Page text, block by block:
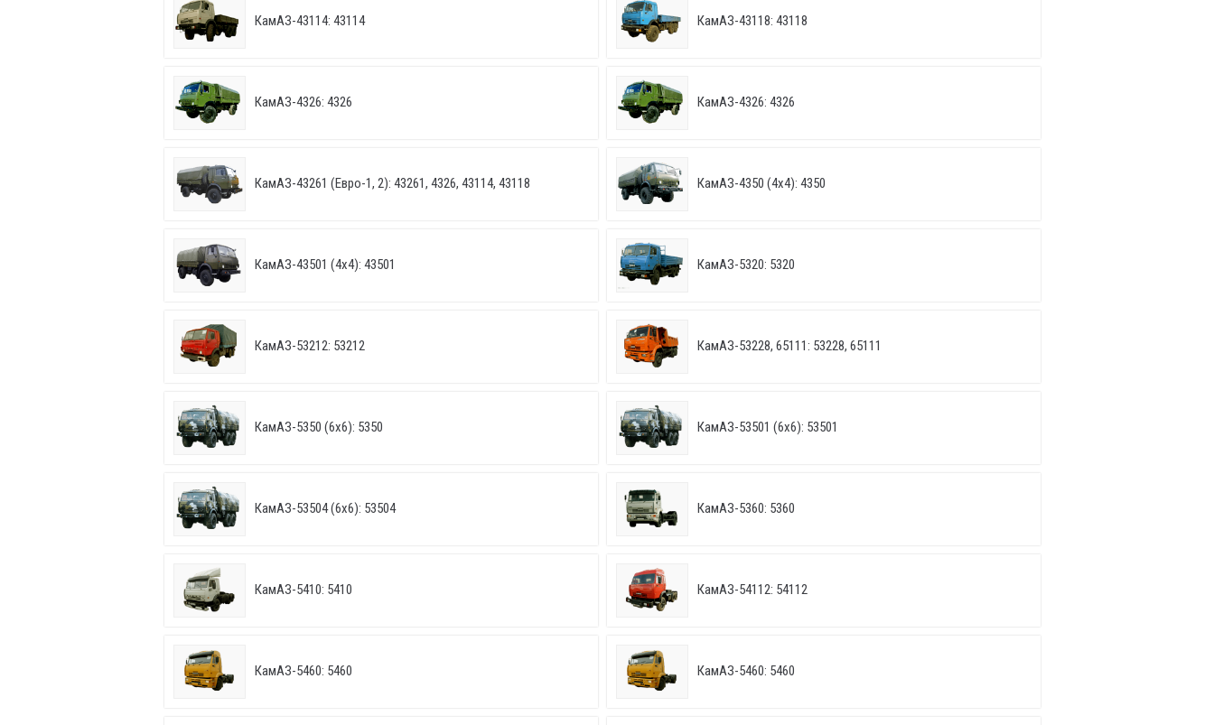
КамАЗ-43114: 43114 КамАЗ-43118: 43118
КамАЗ-4326: 4326 КамАЗ-4326: 4326
КамАЗ-43261 (Евро-1, 2): 43261, 4326, 43114, 43118 КамАЗ-4350 (4х4): 4350
КамАЗ-43501 (4х4): 43501 КамАЗ-5320: 5320
КамАЗ-53212: 53212 КамАЗ-53228, 65111: 53228, 65111
КамАЗ-5350 (6х6): 5350 КамАЗ-53501 (6х6): 53501
КамАЗ-53504 (6х6): 53504 КамАЗ-5360: 5360
КамАЗ-5410: 5410 КамАЗ-54112: 54112
КамАЗ-5460: 5460 КамАЗ-5460: 5460